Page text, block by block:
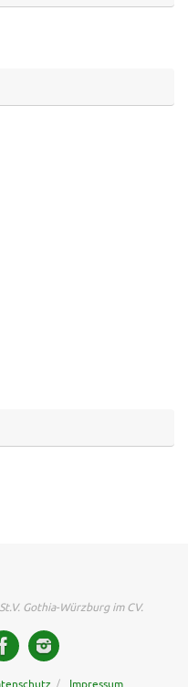
Gothia-Würzburg im CV.
Impressum